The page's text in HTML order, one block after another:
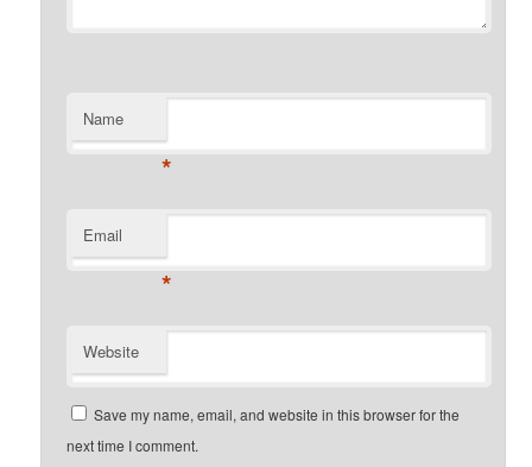
Name
*
Email
*
Website
Save my name, email, and website in this browser for the
next time I comment.